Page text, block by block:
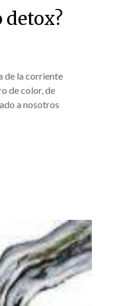
detox?
de la corriente
de color, de
a nosotros